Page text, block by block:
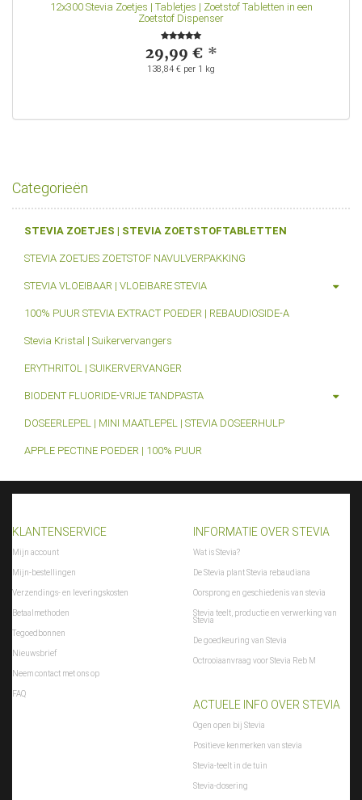
12x300 Stevia Zoetjes | Tabletjes | Zoetstof Tabletten in een
Zoetstof Dispenser
29,99 € *
138,84 € per 1 kg
Categorieën
STEVIA ZOETJES | STEVIA ZOETSTOFTABLETTEN
STEVIA ZOETJES ZOETSTOF NAVULVERPAKKING
STEVIA VLOEIBAAR | VLOEIBARE STEVIA
100% PUUR STEVIA EXTRACT POEDER | REBAUDIOSIDE-A
Stevia Kristal | Suikervervangers
ERYTHRITOL | SUIKERVERVANGER
BIODENT FLUORIDE-VRIJE TANDPASTA
DOSEERLEPEL | MINI MAATLEPEL | STEVIA DOSEERHULP
APPLE PECTINE POEDER | 100% PUUR
KLANTENSERVICE
Mijn account
Mijn-bestellingen
Verzendings- en leveringskosten
Betaalmethoden
Tegoedbonnen
Nieuwsbrief
Neem contact met ons op
FAQ
INFORMATIE OVER STEVIA
Wat is Stevia?
De Stevia plant Stevia rebaudiana
Oorsprong en geschiedenis van stevia
Stevia teelt, productie en verwerking van
Stevia
De goedkeuring van Stevia
Octrooiaanvraag voor Stevia Reb M
ACTUELE INFO OVER STEVIA
Ogen open bij Stevia
Positieve kenmerken van stevia
Stevia-teelt in de tuin
Stevia-dosering